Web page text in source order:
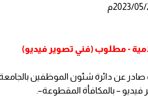
- مطلوب (فني تصوير فيديو)
عن دائرة شئون الموظفين بالجامعة
– بالمكافأة المقطوعة–.